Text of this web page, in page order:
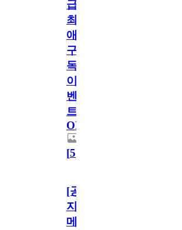
급!
최
애
구
독
이
벤
트
OPEN!
[5]
[공
지]
메